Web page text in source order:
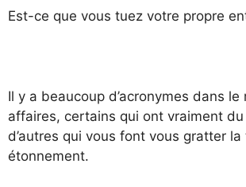
Est-ce que vous tuez votre propre
Il y a beaucoup d’acronymes dans le
affaires, certains qui ont vraiment
d’autres qui vous font vous gratter
étonnement.